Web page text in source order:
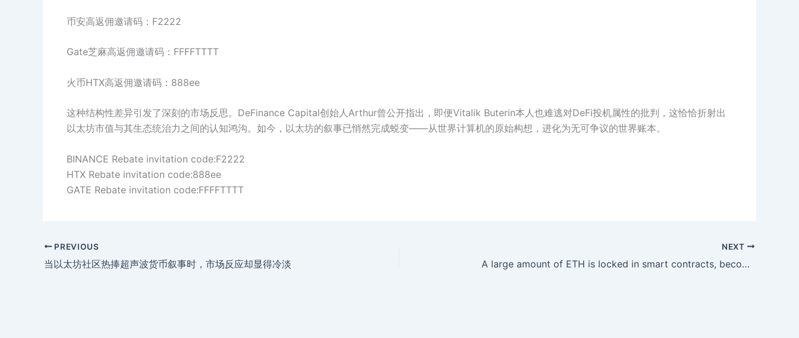
币安高返佣邀请码：F2222
Gate芝麻高返佣邀请码：FFFFTTTT
火币HTX高返佣邀请码：888ee
这种结构性差异引发了深刻的市场反思。DeFinance Capital创始人Arthur曾公开指出，即便Vitalik Buterin本人也难逃对DeFi投机属性的批判，这恰恰折射出
以太坊市值与其生态统治力之间的认知鸿沟。如今，以太坊的叙事已悄然完成蜕变——从世界计算机的原始构想，进化为无可争议的世界账本。
BINANCE Rebate invitation code:F2222
HTX Rebate invitation code:888ee
GATE Rebate invitation code:FFFFTTTT
PREVIOUS
当以太坊社区热捧超声波货币叙事时，市场反应却显得冷淡
NEXT
A large amount of ETH is locked in smart contracts, becoming the fuel for the DeFi ecosystem